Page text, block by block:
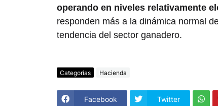
operando en niveles relativamente
responden más a la dinámica normal
tendencia del sector ganadero.
Categorías Hacienda
Facebook Twitter